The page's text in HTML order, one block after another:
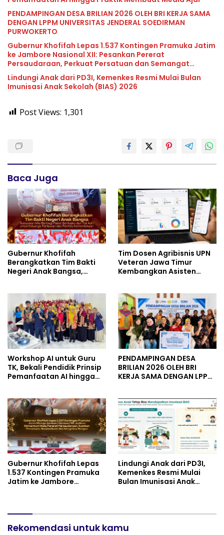
PENDAMPINGAN DESA BRILIAN 2026 OLEH BRI KERJA SAMA
DENGAN LPPM UNIVERSITAS JENDERAL SOEDIRMAN
PURWOKERTO
Gubernur Khofifah Lepas 1.537 Kontingen Pramuka Jatim
ke Jambore Nasional XII: Pesankan Pererat
Persaudaraan, Perkuat Persatuan dan Semangat
Nasionalisme
Lindungi Anak dari PD3I, Kemenkes Resmi Mulai Bulan
Imunisasi Anak Sekolah (BIAS) 2026
Post Views: 1,301
Baca Juga
Gubernur Khofifah
Berangkatkan Tim Bakti
Negeri Anak Bangsa,
dan Perintis Kemerdekaan
Tim Dosen Agribisnis UPN
Veteran Jawa Timur
Kembangkan Asisten
UMKM
Workshop AI untuk Guru
TK, Bekali Pendidik Prinsip
Pemanfaatan AI hingga
PENDAMPINGAN DESA
BRILIAN 2026 OLEH BRI
KERJA SAMA DENGAN LPPM
Gubernur Khofifah Lepas
1.537 Kontingen Pramuka
Jatim ke Jambore
Semangat Nasionalisme
Lindungi Anak dari PD3I,
Kemenkes Resmi Mulai
Bulan Imunisasi Anak
Rekomendasi untuk kamu